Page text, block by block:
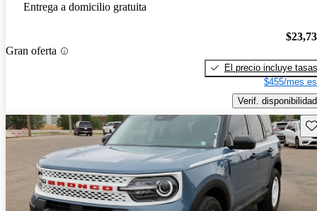
Entrega a domicilio gratuita
Gran oferta
El precio incluye tasas
$455/mes
Verif. disponibilidad